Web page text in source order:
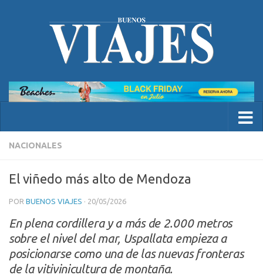
NACIONALES
El viñedo más alto de Mendoza
POR BUENOS VIAJES · 20/05/2026
En plena cordillera y a más de 2.000 metros
sobre el nivel del mar, Uspallata empieza a
posicionarse como una de las nuevas fronteras
de la vitivinicultura de montaña.